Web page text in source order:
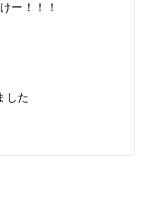
ー！！！
した